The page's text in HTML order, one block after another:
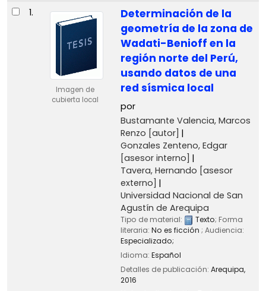
Resultados
1.
Imagen de
cubierta local
Determinación de la
geometría de la zona de
Wadati-Benioff en la
región norte del Perú,
usando datos de una
red sísmica local
por
Bustamante Valencia, Marcos
Renzo [autor]
Gonzales Zenteno, Edgar
[asesor interno]
Tavera, Hernando [asesor
externo]
Universidad Nacional de San
Agustín de Arequipa
Tipo de material: Texto; Forma
literaria: No es ficción ; Audiencia:
Especializado;
Idioma: Español
Detalles de publicación: Arequipa,
2016